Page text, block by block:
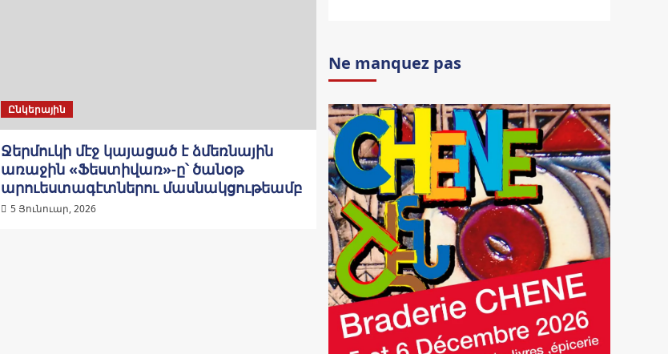
Ընկերային
Ջերմուկի մէջ կայացած է ձմեռնային
առաջին «Ֆեստիվառ»-ը՝ ծանօթ
արուեստագէտներու մասնակցութեամբ
5 Յունուար, 2026
Ne manquez pas